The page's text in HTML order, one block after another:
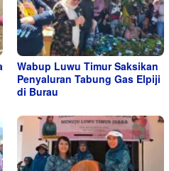
Wabup Luwu Timur Saksikan
Penyaluran Tabung Gas Elpiji
di Burau